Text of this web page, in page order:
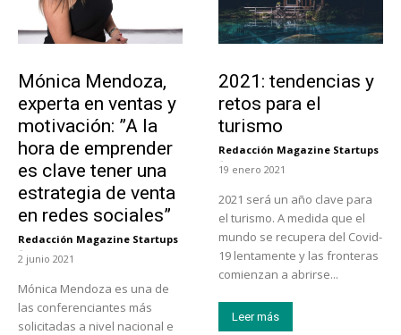
Mónica Mendoza,
experta en ventas y
motivación: ”A la
hora de emprender
es clave tener una
estrategia de venta
en redes sociales”
Redacción Magazine Startups
-
2 junio 2021
Mónica Mendoza es una de
las conferenciantes más
solicitadas a nivel nacional e
2021: tendencias y
retos para el
turismo
Redacción Magazine Startups
-
19 enero 2021
2021 será un año clave para
el turismo. A medida que el
mundo se recupera del Covid-
19 lentamente y las fronteras
comienzan a abrirse...
Leer más